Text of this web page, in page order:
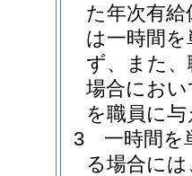
た年次有
は一時間
ず、また
場合にお
を職員に
3
一時間を
る場合に